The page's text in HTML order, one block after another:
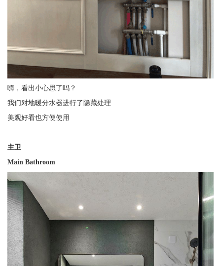
嗨，看出小心思了吗？
我们对地暖分水器进行了隐藏处理
美观好看也方便使用
主卫
Main Bathroom